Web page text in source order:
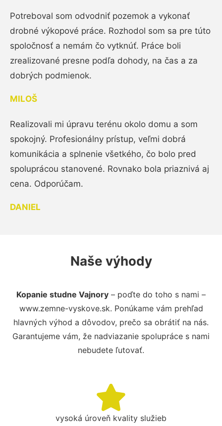
Potreboval som odvodniť pozemok a vykonať
drobné výkopové práce. Rozhodol som sa pre túto
spoločnosť a nemám čo vytknúť. Práce boli
zrealizované presne podľa dohody, na čas a za
dobrých podmienok.
MILOŠ
Realizovali mi úpravu terénu okolo domu a som
spokojný. Profesionálny prístup, veľmi dobrá
komunikácia a splnenie všetkého, čo bolo pred
spoluprácou stanovené. Rovnako bola priaznivá aj
cena. Odporúčam.
DANIEL
Naše výhody
Kopanie studne Vajnory – poďte do toho s nami –
www.zemne-vyskove.sk. Ponúkame vám prehľad
hlavných výhod a dôvodov, prečo sa obrátiť na nás.
Garantujeme vám, že nadviazanie spolupráce s nami
nebudete ľutovať.
vysoká úroveň kvality služieb